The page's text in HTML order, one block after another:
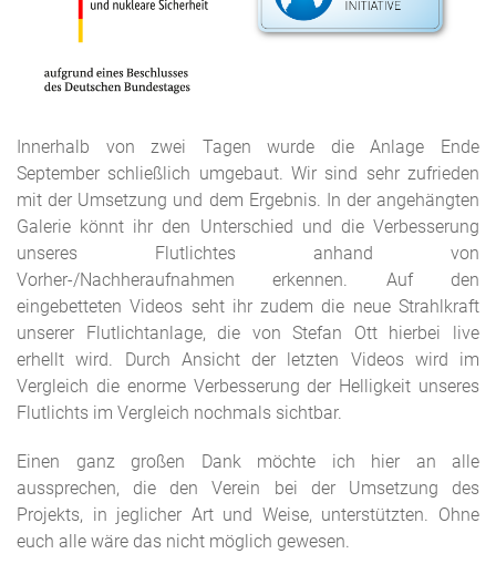
Innerhalb von zwei Tagen wurde die Anlage Ende
September schließlich umgebaut. Wir sind sehr zufrieden
mit der Umsetzung und dem Ergebnis. In der angehängten
Galerie könnt ihr den Unterschied und die Verbesserung
unseres Flutlichtes anhand von
Vorher-/Nachheraufnahmen erkennen. Auf den
eingebetteten Videos seht ihr zudem die neue Strahlkraft
unserer Flutlichtanlage, die von Stefan Ott hierbei live
erhellt wird. Durch Ansicht der letzten Videos wird im
Vergleich die enorme Verbesserung der Helligkeit unseres
Flutlichts im Vergleich nochmals sichtbar.
Einen ganz großen Dank möchte ich hier an alle
aussprechen, die den Verein bei der Umsetzung des
Projekts, in jeglicher Art und Weise, unterstützten. Ohne
euch alle wäre das nicht möglich gewesen.